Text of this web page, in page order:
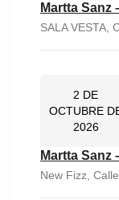
Martta Sanz
SALA VESTA,
2 DE
OCTUBRE
2026
Martta Sanz
New Fizz,